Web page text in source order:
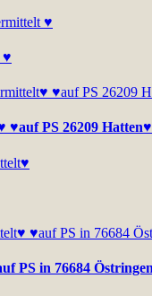
♥
PS 26209 Hatten♥
PS in 76684